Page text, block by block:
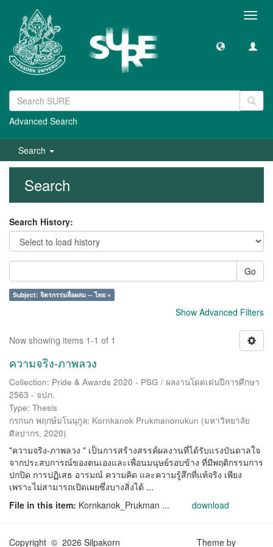
Advanced Search
Search
Search
Search History:
Go
Subject: จิตรกรรมสื่อผสม -- ไทย ×
Show Advanced Filters
Now showing items 1-1 of 1
ความจริง-ภาพลวง
Collection: Pride & Awards 2020 - PSG / ผลงานโดดเด่นปีการศึกษา
2563 - จปภ.
Type: Thesis
กรกนก พฤกษ์มโนนุกูล; Kornkanok Prukmanonukun (มหาวิทยาลัย
ศิลปากร, 2020)
"ความจริง-ภาพลวง " เป็นการสร้างสรรค์ผลงานที่ได้รับแรงบันดาลใจ
จากประสบการณ์ของตนเองและเพื่อนมนุษย์รอบข้าง ที่มีพฤติกรรมการ
ปกปิด การปฏิเสธ อารมณ์ ความคิด และความรู้สึกที่แท้จริง เพียง
เพราะไม่สามารถเปิดเผยซึ่งบางสิ่งได้ ...
File in this item: Kornkanok_Prukman ... download
Copyright © 2026 Silpakorn Theme by